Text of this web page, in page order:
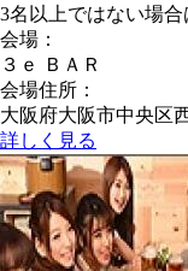
3名以上ではない場
会場：
３ｅ ＢＡＲ
会場住所：
大阪府大阪市中央区
詳しく見る